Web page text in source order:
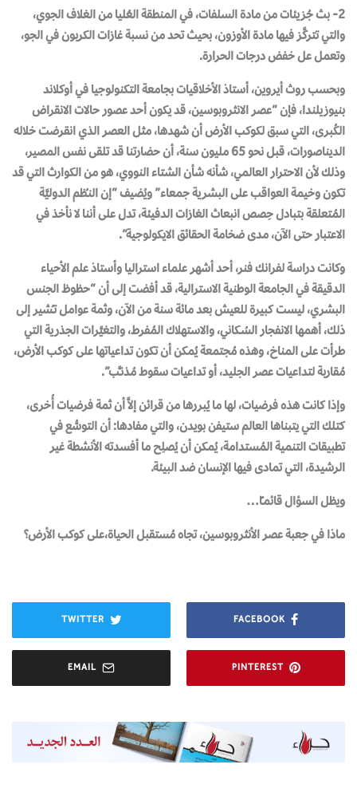
2- بث جُزيئات من مادة السلفات، في المنطقة العُليا من الغلاف الجوي،
والتي تتركَّز فيها مادة الأوزون، بحيث تحد من نسبة غازات الكربون في الجو،
وتعمل عل خفض درجات الحرارة.
وبحسب روث أيروين، أستاذ الأخلاقيات بجامعة التكنولوجيا في أوكلاند
بنيوزيلندا، فإن “عصر الانثروبوسين، قد يكون أحد عصور حالات الانقراض
الكُبرى، التي سبق لكوكب الأرض أن شهدها، مثل العصر الذي انقرضت خلاله
الديناصورات، قبل نحو 65 مليون سنة، أن حضارتنا قد تلقى نفس المصير،
وذلك لأن الاحترار العالمي، شأنه شأن الشتاء النووي، هو من الكوارث التي قد
تكون وخيمة العواقب على البشرية جمعاء” ويُضيف “إن النـُظم الدوليَّة
المُتعلقة بتبادل حِصص انبعاث الغازات الدفيئة، تدل على أننا لا نأخذ في
الاعتبار حتى الآن، مدى ضخامة الحقائق الايكولوجية”.
وكانت دراسة لفرانك فنر، أحد أشهر علماء استراليا وأستاذ علم الأحياء
الدقيقة في الجامعة الوطنية الاسترالية، قد أفضت إلى أن “حظوظ الجنس
البشري، ليست كبيرة للعيش بعد مائة سنة من الآن، وثمة عوامل تـُشير إلى
ذلك، أهمها الانفجار السُـكاني، والاستهلاك المُفرط، والتغيَّرات الجذرية التي
طرأت على المناخ، وهذه مُجتمعة يُمكن أن تكون تداعياتها على كوكب الأرض،
مُقاربة لتداعيات عصر الجليد، أو تداعيات سقوط مُذنـَّب”.
وإذا كانت هذه فرضيات، لها ما يُبررها من قرائن إلاَّ أن ثمة فرضيات أُخرى،
كتلك التي يتبناها العالم ستيفن بويدن، والتي مفادها: أن التوسُّع في
تطبيقات التنمية المُستدامة، يُمكن أن يُصلِح ما أفسدته الأنشطة غير
الرشيدة، التي تمادى فيها الإنسان ضد البيئة.
ويظل السؤال قائمـًا…
ماذا في جعبة عصر الأنثروبوسين، تجاه مُستقبل الحياة،على كوكب الأرض؟
FACEBOOK
TWITTER
PINTEREST
EMAIL